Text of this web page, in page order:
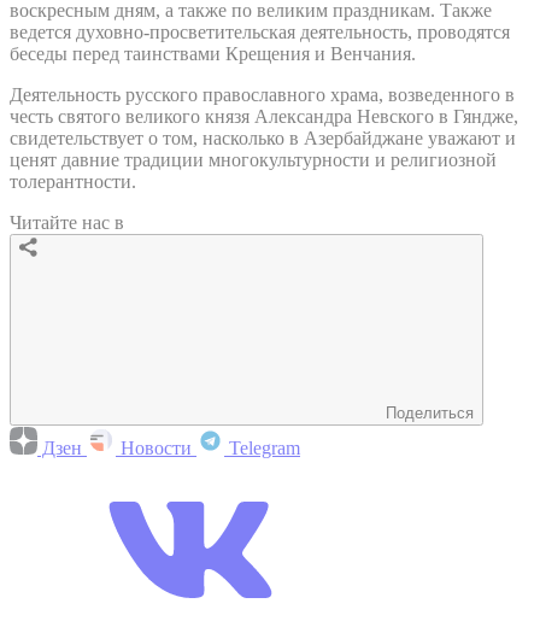
воскресным дням, а также по великим праздникам. Также
ведется духовно-просветительская деятельность, проводятся
беседы перед таинствами Крещения и Венчания.
Деятельность русского православного храма, возведенного в
честь святого великого князя Александра Невского в Гяндже,
свидетельствует о том, насколько в Азербайджане уважают и
ценят давние традиции многокультурности и религиозной
толерантности.
Читайте нас в
Поделиться
Дзен Новости Telegram